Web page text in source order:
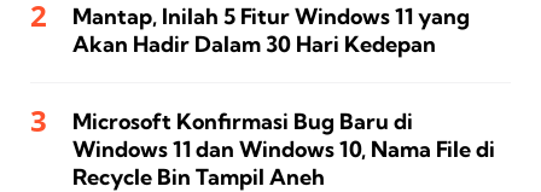
Mantap, Inilah 5 Fitur Windows 11 yang
Akan Hadir Dalam 30 Hari Kedepan
Microsoft Konfirmasi Bug Baru di
Windows 11 dan Windows 10, Nama File di
Recycle Bin Tampil Aneh